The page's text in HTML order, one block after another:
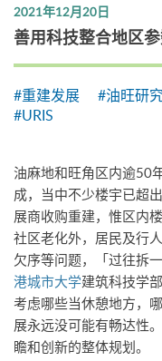
2021年12月20日
善用科技整合地区
#重建发展 #油旺研
#URIS
油麻地和旺角区内逾50
成，当中不少楼宇已超
展商收购重建，惟区内
社区老化外，居民及行
欠序等问题，「过往拆
港城市大学建筑科技学
考虑哪些当休憩地方，
展永远没可能有畅达性
瞻和创新的整体规划。